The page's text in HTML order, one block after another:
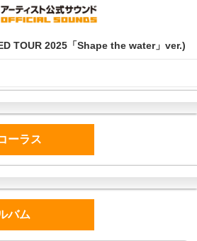
TOUR 2025「Shape the water」ver.)
ーラス
バム